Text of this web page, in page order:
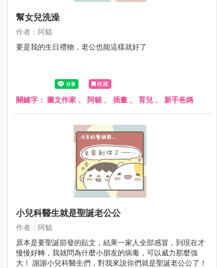
幫女兒洗澡
作者：阿貓
要是我的生日禮物，老公也能這樣就好了
收藏
關鍵字： 圖文作家 、 阿貓 、 插畫 、 育兒 、 新手爸媽
小兒科醫生就是聖誕老公公
作者：阿貓
原本是要聖誕節發的貼文，結果一家人全部感冒，到現在才
慢慢好轉，我就問為什麼小朋友的病毒，可以威力那麼強
大！ 謝謝小兒科醫生們，對我來說你們就是聖誕老公公了！